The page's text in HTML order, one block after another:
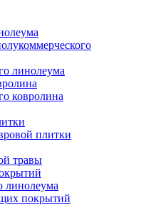
линолеума
ковролина
плитки
травы
линолеума
покрытий